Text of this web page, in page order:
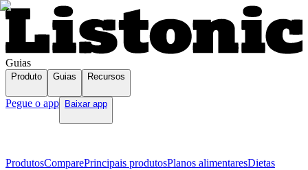
Guias
Produto Guias Recursos
Pegue o app Baixar app
ProdutosComparePrincipais produtosPlanos alimentaresDietas